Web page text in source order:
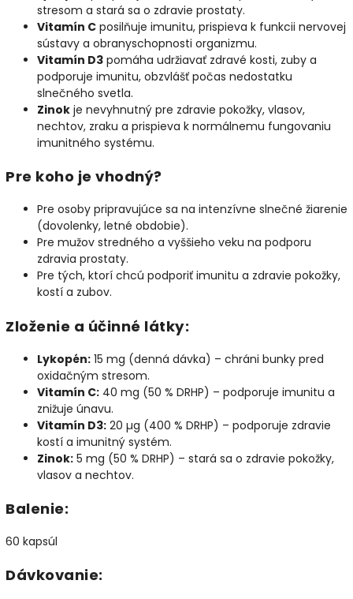
stresom a stará sa o zdravie prostaty.
Vitamín C posilňuje imunitu, prispieva k funkcii nervovej
sústavy a obranyschopnosti organizmu.
Vitamín D3 pomáha udržiavať zdravé kosti, zuby a
podporuje imunitu, obzvlášť počas nedostatku
slnečného svetla.
Zinok je nevyhnutný pre zdravie pokožky, vlasov,
nechtov, zraku a prispieva k normálnemu fungovaniu
imunitného systému.
Pre koho je vhodný?
Pre osoby pripravujúce sa na intenzívne slnečné žiarenie
(dovolenky, letné obdobie).
Pre mužov stredného a vyššieho veku na podporu
zdravia prostaty.
Pre tých, ktorí chcú podporiť imunitu a zdravie pokožky,
kostí a zubov.
Zloženie a účinné látky:
Lykopén: 15 mg (denná dávka) – chráni bunky pred
oxidačným stresom.
Vitamín C: 40 mg (50 % DRHP) – podporuje imunitu a
znižuje únavu.
Vitamín D3: 20 µg (400 % DRHP) – podporuje zdravie
kostí a imunitný systém.
Zinok: 5 mg (50 % DRHP) – stará sa o zdravie pokožky,
vlasov a nechtov.
Balenie:
60 kapsúl
Dávkovanie: